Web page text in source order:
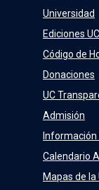
Universidad
Ediciones UC
Código de
Donaciones
UC
Admisión
Información
Calendario
Mapas de la